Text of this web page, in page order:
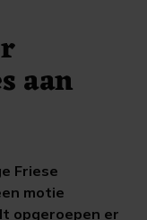
aan
Friese
motie
opgeroepen er